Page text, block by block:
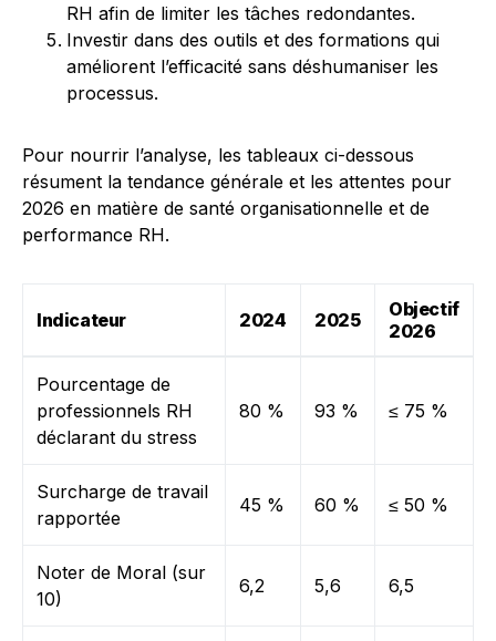
RH afin de limiter les tâches redondantes.
Investir dans des outils et des formations qui
améliorent l’efficacité sans déshumaniser les
processus.
Pour nourrir l’analyse, les tableaux ci-dessous
résument la tendance générale et les attentes pour
2026 en matière de santé organisationnelle et de
performance RH.
Indicateur 2024 2025
Objectif
2026
Pourcentage de
professionnels RH
déclarant du stress
80 % 93 % ≤ 75 %
Surcharge de travail
rapportée
45 % 60 % ≤ 50 %
Noter de Moral (sur
10)
6,2 5,6 6,5